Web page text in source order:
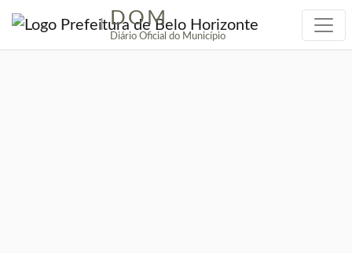
| DOM
Diário Oficial do Município